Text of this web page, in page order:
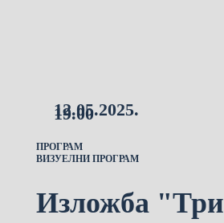
12.05.2025.
19.00
ПРОГРАМ
ВИЗУЕЛНИ ПРОГРАМ
Изложба "Три